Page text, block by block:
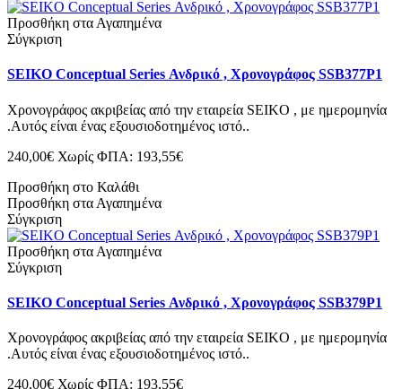
Προσθήκη στα Αγαπημένα
Σύγκριση
SEIKO Conceptual Series Ανδρικό , Χρονογράφος SSB377P1
Χρονογράφος ακριβείας από την εταιρεία SEIKO , με ημερομηνία
.Αυτός είναι ένας εξουσιοδοτημένος ιστό..
240,00€ Χωρίς ΦΠΑ: 193,55€
Προσθήκη στο Καλάθι
Προσθήκη στα Αγαπημένα
Σύγκριση
Προσθήκη στα Αγαπημένα
Σύγκριση
SEIKO Conceptual Series Ανδρικό , Χρονογράφος SSB379P1
Χρονογράφος ακριβείας από την εταιρεία SEIKO , με ημερομηνία
.Αυτός είναι ένας εξουσιοδοτημένος ιστό..
240,00€ Χωρίς ΦΠΑ: 193,55€